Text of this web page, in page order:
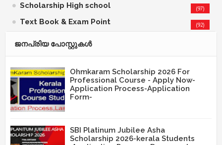
Scholarship High school (97)
Text Book & Exam Point (92)
ജനപ്രിയ പോസ്റ്റുകള്‍‌
Ohmkaram Scholarship 2026 For
Professional Course - Apply Now-
Application Process-Application
Form-
SBI Platinum Jubilee Asha
Scholarship 2026-kerala Students